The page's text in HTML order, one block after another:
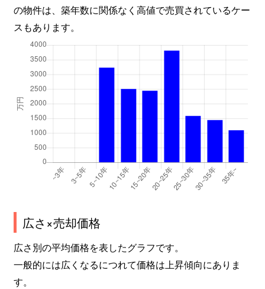
の物件は、築年数に関係なく高値で売買されているケー
スもあります。
広さ×売却価格
広さ別の平均価格を表したグラフです。
一般的には広くなるにつれて価格は上昇傾向にありま
す。